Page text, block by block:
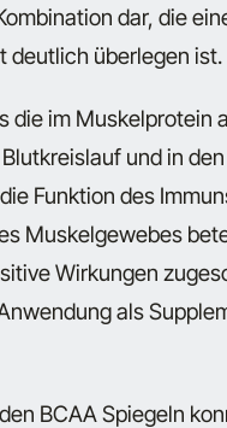
dar, die
deutlich überlegen ist.
die im
und in
Funktion des
Muskelgewebes
Wirkungen
als
BCAA Spiegeln